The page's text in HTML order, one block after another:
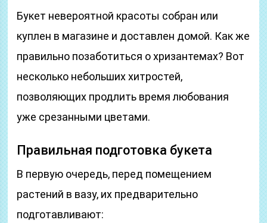
Букет невероятной красоты собран или
куплен в магазине и доставлен домой. Как же
правильно позаботиться о хризантемах? Вот
несколько небольших хитростей,
позволяющих продлить время любования
уже срезанными цветами.
Правильная подготовка букета
В первую очередь, перед помещением
растений в вазу, их предварительно
подготавливают: